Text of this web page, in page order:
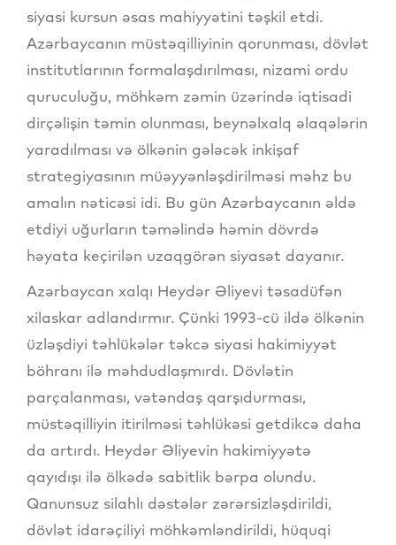
siyasi kursun əsas mahiyyətini təşkil etdi.
Azərbaycanın müstəqilliyinin qorunması, dövlət
institutlarının formalaşdırılması, nizami ordu
quruculuğu, möhkəm zəmin üzərində iqtisadi
dirçəlişin təmin olunması, beynəlxalq əlaqələrin
yaradılması və ölkənin gələcək inkişaf
strategiyasının müəyyənləşdirilməsi məhz bu
amalın nəticəsi idi. Bu gün Azərbaycanın əldə
etdiyi uğurların təməlində həmin dövrdə
həyata keçirilən uzaqgörən siyasət dayanır.
Azərbaycan xalqı Heydər Əliyevi təsadüfən
xilaskar adlandırmır. Çünki 1993-cü ildə ölkənin
üzləşdiyi təhlükələr təkcə siyasi hakimiyyət
böhranı ilə məhdudlaşmırdı. Dövlətin
parçalanması, vətəndaş qarşıdurması,
müstəqilliyin itirilməsi təhlükəsi getdikcə daha
da artırdı. Heydər Əliyevin hakimiyyətə
qayıdışı ilə ölkədə sabitlik bərpa olundu.
Qanunsuz silahlı dəstələr zərərsizləşdirildi,
dövlət idarəçiliyi möhkəmləndirildi, hüquqi